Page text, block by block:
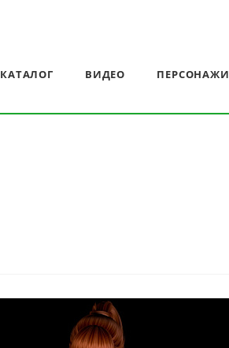
КАТАЛОГ ВИДЕО ПЕРСОНАЖИ